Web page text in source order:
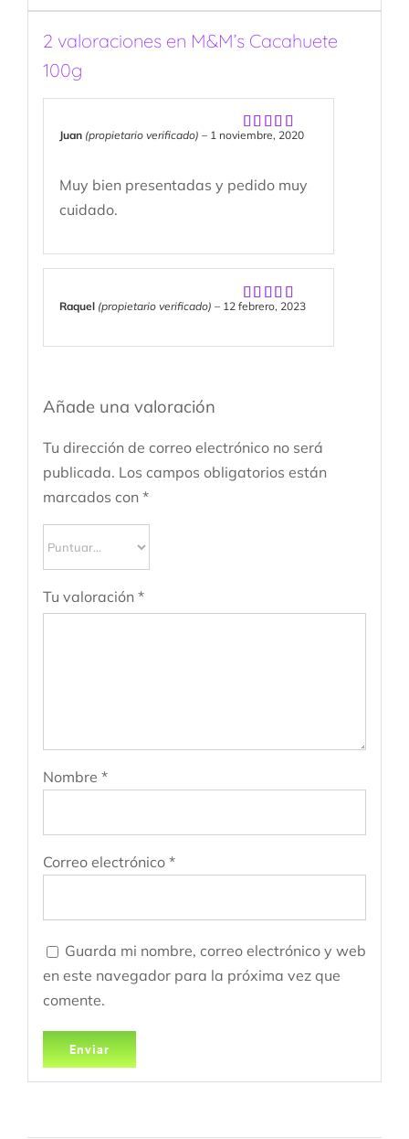
2 valoraciones en M&M’s Cacahuete
100g
Valorado
Juan (propietario verificado) – 1 noviembre, 2020
Muy bien presentadas y pedido muy
cuidado.
Valorado
Raquel (propietario verificado) – 12 febrero, 2023
Añade una valoración
Tu dirección de correo electrónico no será
publicada. Los campos obligatorios están
marcados con *
Tu valoración *
Nombre *
Correo electrónico *
Guarda mi nombre, correo electrónico y web
en este navegador para la próxima vez que
comente.